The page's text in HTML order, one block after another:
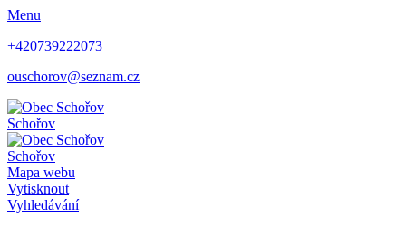
Menu
+420739222073
ouschorov@seznam.cz
Schořov
Schořov
Mapa webu
Vytisknout
Vyhledávání